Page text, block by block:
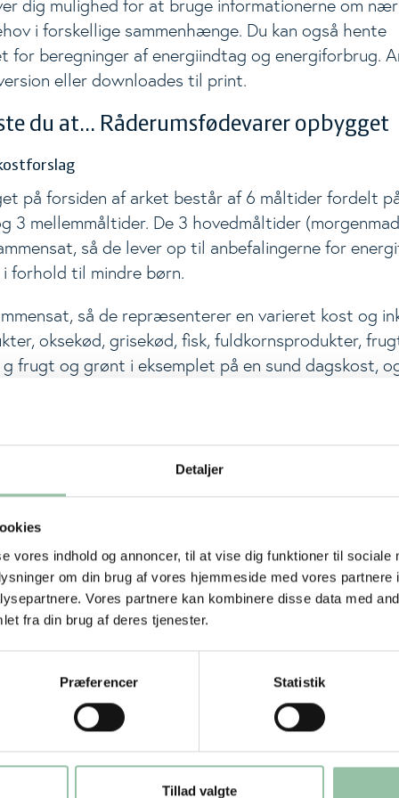
Detaljer
vores indhold og annoncer, til at vise dig funktioner til sociale
om din brug af vores hjemmeside med vores partnere
Vores partnere kan kombinere disse data med
fra din brug af deres tjenester.
Præferencer Statistik
Tillad valgte
dig mulighed for at bruge informationerne om
i forskellige sammenhænge. Du kan også hente
for beregninger af energiindtag og energiforbrug.
eller downloades til print.
du at... Råderumsfødevarer opbygget
på forsiden af arket består af 6 måltider fordelt
3 mellemmåltider. De 3 hovedmåltider
så de lever op til anbefalingerne for
forhold til mindre børn.
så de repræsenterer en varieret kost og
oksekød, grisekød, fisk, fuldkornsprodukter,
frugt og grønt i eksemplet på en sund dagskost,
du eksempler på måltider som typisk spises i
via ’råderumsfødevarer’ og et tilsvarende
ofte er naturligt fysisk aktive, og der ikke
ved forskellige fysiske aktiviteter for
for denne målgruppe.
du en præcis angivelse af de ingredienser, der er
relevante links til opskrifter på
sund livsstil.